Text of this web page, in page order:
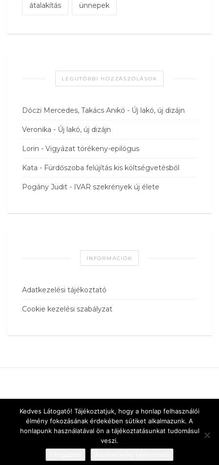
átalakítás ünnepek
LEGUTÓBBI HOZZÁSZÓLÁSOK
Dóczi Mercedes, Takács Anikó - Új lakó, új dizájn
Veronika - Új lakó, új dizájn
Lorin - Vigyázat törékeny-epilógus
Kata - Fürdőszoba felújítás kis költségvetésből
Pogány Judit - IVAR szekrények új élete
INFORMÁCIÓK
Adatkezelési tájékoztató
Cookie kezelési szabályzat
Kedves Látogató! Tájékoztatjuk, hogy a honlap felhasználói
élmény fokozásának érdekében sütiket alkalmazunk. A
honlapunk használatával ön a tájékoztatásunkat tudomásul
veszi.